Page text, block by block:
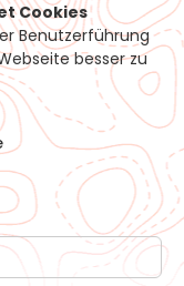
Cookies
Benutzerführung
besser zu